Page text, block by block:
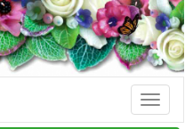
Toggle